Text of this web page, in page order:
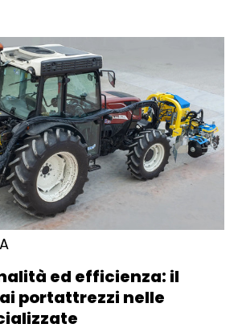
ed efficienza: il
portattrezzi nelle